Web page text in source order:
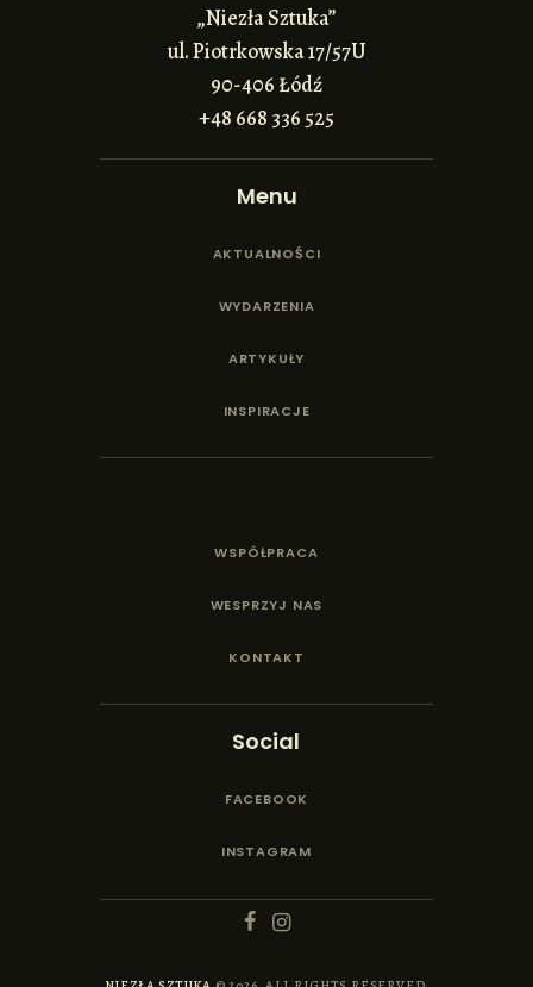
„Niezła Sztuka”
ul. Piotrkowska 17/57U
90-406 Łódź
+48 668 336 525
Menu
AKTUALNOŚCI
WYDARZENIA
ARTYKUŁY
INSPIRACJE
WSPÓŁPRACA
WESPRZYJ NAS
KONTAKT
Social
FACEBOOK
INSTAGRAM